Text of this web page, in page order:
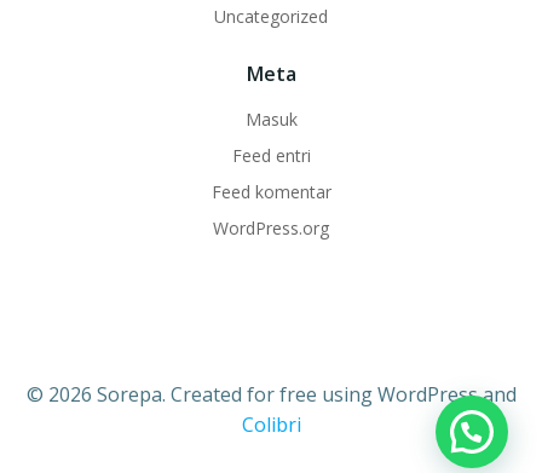
Uncategorized
Meta
Masuk
Feed entri
Feed komentar
WordPress.org
© 2026 Sorepa. Created for free using WordPress and
Colibri